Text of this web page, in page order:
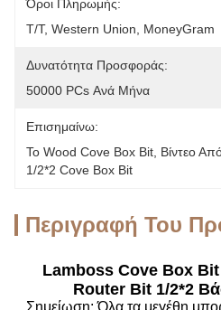
Όροι Πληρωμής:
T/T, Western Union, MoneyGram
Δυνατότητα Προσφοράς:
50000 PCs Ανά Μήνα
Επισημαίνω:
Το Wood Cove Box Bit Βίντεο
1/2*2 Cove Box Bit
Περιγραφή Του
Lamboss Cove Box Bit
Router Bit 1/2*2
Σημείωση: Όλα τα μεγέθη